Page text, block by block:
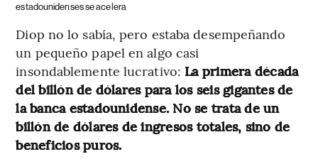
estadounidenses se acelera
Diop no lo sabía, pero estaba desempeñando
un pequeño papel en algo casi
insondablemente lucrativo: La primera década
del billón de dólares para los seis gigantes de
la banca estadounidense. No se trata de un
billón de dólares de ingresos totales, sino de
beneficios puros.